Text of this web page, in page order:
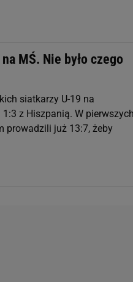
MŚ. Nie było czego
siatkarzy U-19 na
z Hiszpanią. W
prowadzili już 13:7, żeby